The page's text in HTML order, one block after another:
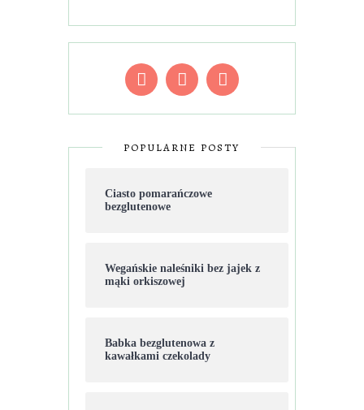
POPULARNE POSTY
Ciasto pomarańczowe
bezglutenowe
Wegańskie naleśniki bez jajek z
mąki orkiszowej
Babka bezglutenowa z
kawałkami czekolady